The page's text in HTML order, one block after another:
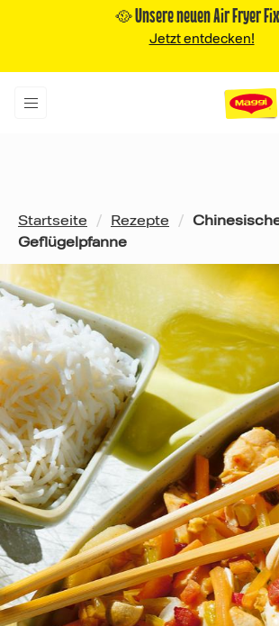
🥘 Unsere neuen Air Fryer
Jetzt entdecken!
Pfadnavigation
Startseite / Rezepte /
Geflügelpfanne